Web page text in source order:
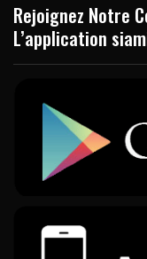
Rejoignez Notre
L’application